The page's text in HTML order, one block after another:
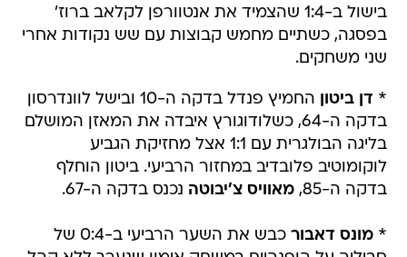
בישול ב-1:4 שהצמיד את אנטוורפן לקלאב ברוז'
בפסגה, כשתיים מחמש קבוצות עם שש נקודות אחרי
שני משחקים.
* דן ביטון
החמיץ פנדל בדקה ה-10 ובישל לוונדרסון
בדקה ה-64, כשלודוגורץ איבדה את המאזן המושלם
בליגה הבולגרית עם 1:1 אצל מחזיקת הגביע
לוקומוטיב פלובדיב במחזור הרביעי. ביטון הוחלף
בדקה ה-85,
מאוויס צ'יבוטה נכנס בדקה ה-67.
*מונס דאבור
כבש את השער הרביעי ב-0:4 של